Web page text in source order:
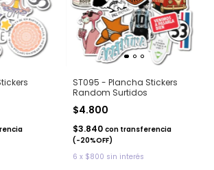
ST095 - Plancha Stickers
Random Surtidos
$4.800
$3.840 con transferencia
(-20%OFF)
6 x $800 sin interés